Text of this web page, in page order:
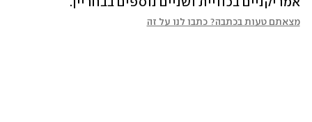
מצאתם טעות בכתבה? כתבו לנו על זה